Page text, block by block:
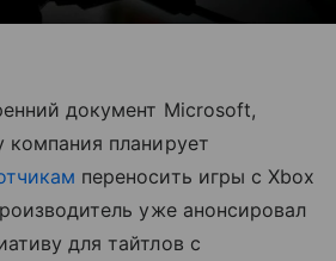
документ Microsoft,
компания планирует
переносить игры с Xbox
уже анонсировал
для тайтлов с